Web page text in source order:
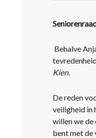
Behalve
Kien.
De reden
veiligheid in
willen we de
bent met de